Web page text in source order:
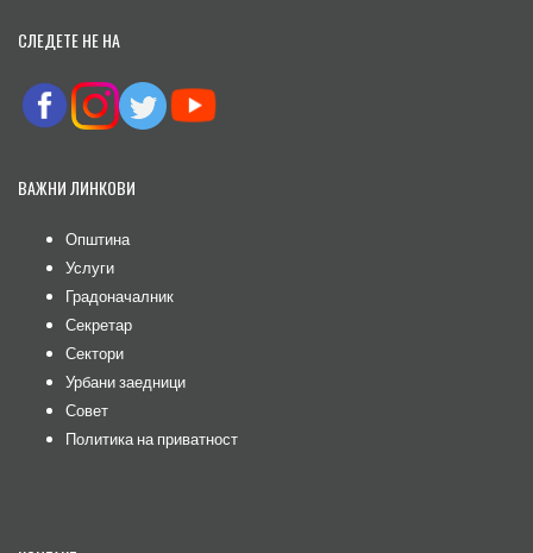
СЛЕДЕТЕ НЕ НА
ВАЖНИ ЛИНКОВИ
Општина
Услуги
Градоначалник
Секретар
Сектори
Урбани заедници
Совет
Политика на приватност